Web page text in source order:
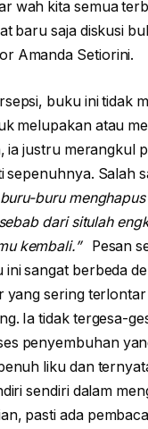
wah kita semua
baru saja diskusi
Amanda Setiorini.
buku ini tidak
melupakan atau
ia justru merangkul
sepenuhnya. Salah
buru-buru
dari situlah
kembali.”Pesan
ini sangat berbeda
yang sering
Ia tidak tergesa-
penyembuhan
liku dan
sendiri dalam
pasti ada